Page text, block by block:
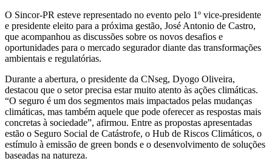
O Sincor-PR esteve representado no evento pelo 1º vice-presidente
e presidente eleito para a próxima gestão, José Antonio de Castro,
que acompanhou as discussões sobre os novos desafios e
oportunidades para o mercado segurador diante das transformações
ambientais e regulatórias.
Durante a abertura, o presidente da CNseg, Dyogo Oliveira,
destacou que o setor precisa estar muito atento às ações climáticas.
“O seguro é um dos segmentos mais impactados pelas mudanças
climáticas, mas também aquele que pode oferecer as respostas mais
concretas à sociedade”, afirmou. Entre as propostas apresentadas
estão o Seguro Social de Catástrofe, o Hub de Riscos Climáticos, o
estímulo à emissão de green bonds e o desenvolvimento de soluções
baseadas na natureza.